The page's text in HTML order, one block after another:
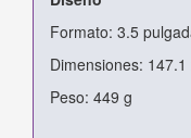
Formato: 3.5
Dimensiones:
Peso: 449 g